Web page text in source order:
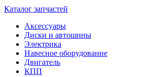
Каталог запчастей
Аксессуары
Диски и автошины
Электрика
Навесное оборудование
Двигатель
КПП